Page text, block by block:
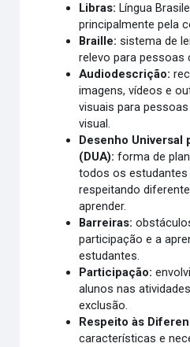
Libras: Língua
principalmente pela
Braille: sistema de
relevo para pessoas
Audiodescrição:
imagens, vídeos e
visuais para
visual.
Desenho Universal
(DUA): forma de
todos os estudantes
respeitando
aprender.
Barreiras:
participação e a
estudantes.
Participação:
alunos nas
exclusão.
Respeito às
características e